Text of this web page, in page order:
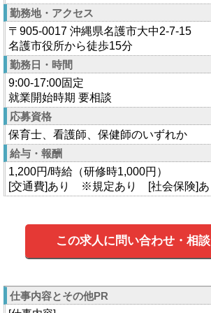
勤務地・アクセス
〒905-0017 沖縄県名護市大中2-7-15
名護市役所から徒歩15分
勤務日・時間
9:00-17:00固定
就業開始時期 要相談
応募資格
保育士、看護師、保健師のいずれか
給与・報酬
1,200円/時給（研修時1,000円）
[交通費]あり ※規定あり [社会保険]あ
この求人に問い合わせ・相
仕事内容とその他PR